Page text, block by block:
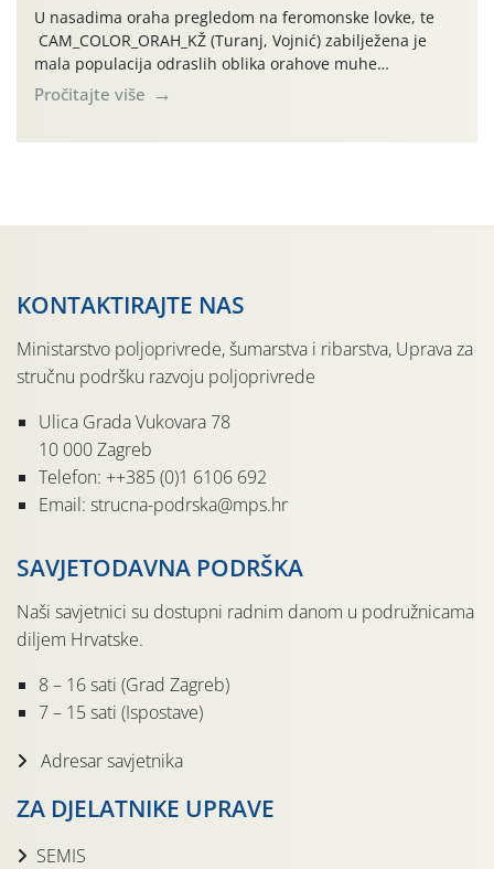
U nasadima oraha pregledom na feromonske lovke, te
CAM_COLOR_ORAH_KŽ (Turanj, Vojnić) zabilježena je
mala populacija odraslih oblika orahove muhe
(Rhagoletis completa). Niska brojnost može se objasniti
činjenicom da je riječ o mladim nasadima s vrlo malim
Pročitajte više
KONTAKTIRAJTE NAS
Ministarstvo poljoprivrede, šumarstva i ribarstva, Uprava za
stručnu podršku razvoju poljoprivrede
Ulica Grada Vukovara 78
10 000 Zagreb
Telefon: ++385 (0)1 6106 692
Email: strucna-podrska@mps.hr
SAVJETODAVNA PODRŠKA
Naši savjetnici su dostupni radnim danom u podružnicama
diljem Hrvatske.
8 – 16 sati (Grad Zagreb)
7 – 15 sati (Ispostave)
Adresar savjetnika
ZA DJELATNIKE UPRAVE
SEMIS